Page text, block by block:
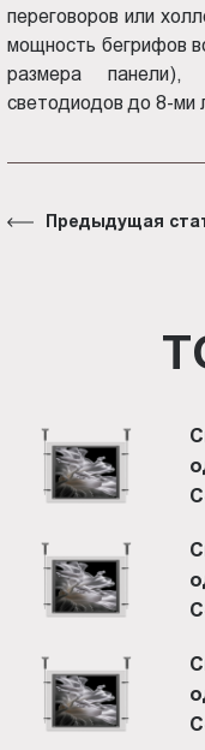
переговоров или
мощность бегрифов
размера
светодиодов до 8-ми
Предыдущая